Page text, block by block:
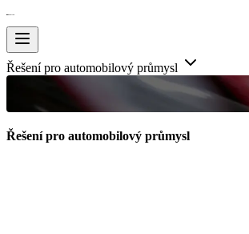
Řešení pro automobilový průmysl
Řešení pro automobilový průmysl